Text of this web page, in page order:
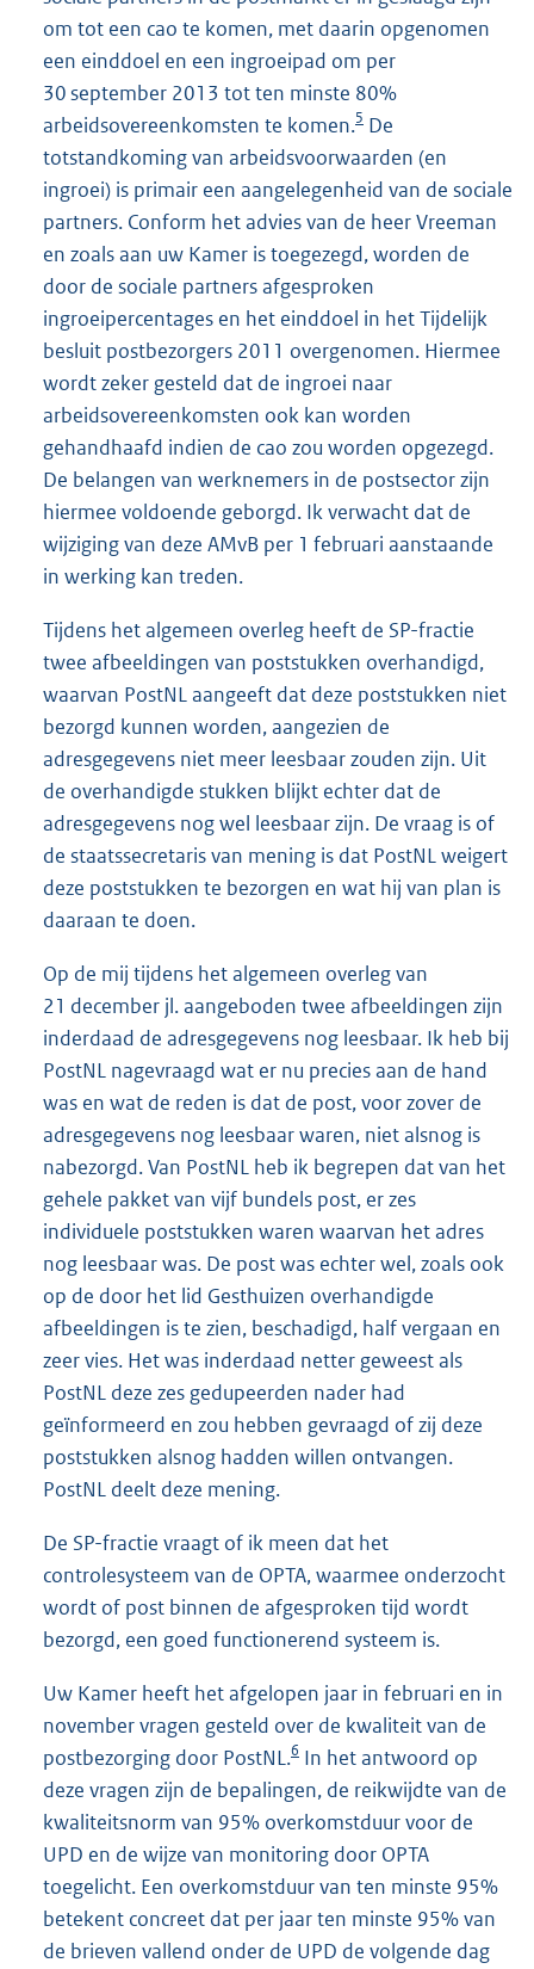
om tot een cao te komen, met daarin opgenomen
een einddoel en een ingroeipad om per
30 september 2013 tot ten minste 80%
arbeidsovereenkomsten te komen.5 De
totstandkoming van arbeidsvoorwaarden (en
ingroei) is primair een aangelegenheid van de sociale
partners. Conform het advies van de heer Vreeman
en zoals aan uw Kamer is toegezegd, worden de
door de sociale partners afgesproken
ingroeipercentages en het einddoel in het Tijdelijk
besluit postbezorgers 2011 overgenomen. Hiermee
wordt zeker gesteld dat de ingroei naar
arbeidsovereenkomsten ook kan worden
gehandhaafd indien de cao zou worden opgezegd.
De belangen van werknemers in de postsector zijn
hiermee voldoende geborgd. Ik verwacht dat de
wijziging van deze AMvB per 1 februari aanstaande
in werking kan treden.
Tijdens het algemeen overleg heeft de SP-fractie
twee afbeeldingen van poststukken overhandigd,
waarvan PostNL aangeeft dat deze poststukken niet
bezorgd kunnen worden, aangezien de
adresgegevens niet meer leesbaar zouden zijn. Uit
de overhandigde stukken blijkt echter dat de
adresgegevens nog wel leesbaar zijn. De vraag is of
de staatssecretaris van mening is dat PostNL weigert
deze poststukken te bezorgen en wat hij van plan is
daaraan te doen.
Op de mij tijdens het algemeen overleg van
21 december jl. aangeboden twee afbeeldingen zijn
inderdaad de adresgegevens nog leesbaar. Ik heb bij
PostNL nagevraagd wat er nu precies aan de hand
was en wat de reden is dat de post, voor zover de
adresgegevens nog leesbaar waren, niet alsnog is
nabezorgd. Van PostNL heb ik begrepen dat van het
gehele pakket van vijf bundels post, er zes
individuele poststukken waren waarvan het adres
nog leesbaar was. De post was echter wel, zoals ook
op de door het lid Gesthuizen overhandigde
afbeeldingen is te zien, beschadigd, half vergaan en
zeer vies. Het was inderdaad netter geweest als
PostNL deze zes gedupeerden nader had
geïnformeerd en zou hebben gevraagd of zij deze
poststukken alsnog hadden willen ontvangen.
PostNL deelt deze mening.
De SP-fractie vraagt of ik meen dat het
controlesysteem van de OPTA, waarmee onderzocht
wordt of post binnen de afgesproken tijd wordt
bezorgd, een goed functionerend systeem is.
Uw Kamer heeft het afgelopen jaar in februari en in
november vragen gesteld over de kwaliteit van de
postbezorging door PostNL.6 In het antwoord op
deze vragen zijn de bepalingen, de reikwijdte van de
kwaliteitsnorm van 95% overkomstduur voor de
UPD en de wijze van monitoring door OPTA
toegelicht. Een overkomstduur van ten minste 95%
betekent concreet dat per jaar ten minste 95% van
de brieven vallend onder de UPD de volgende dag